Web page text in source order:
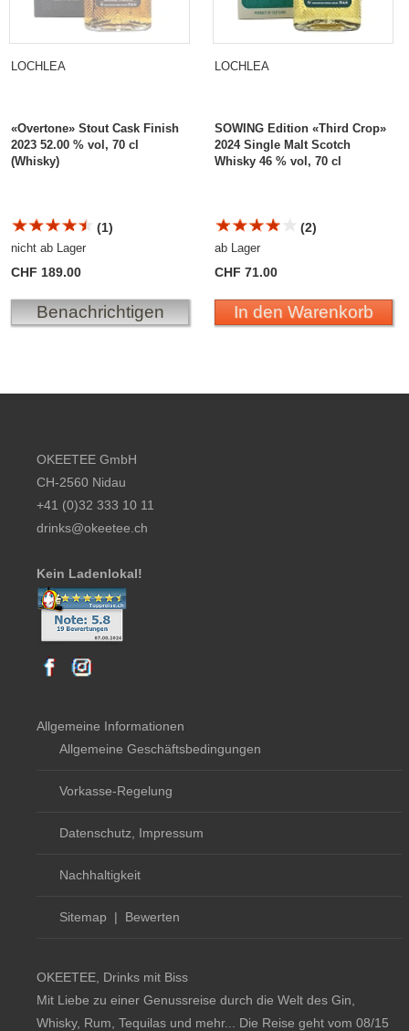
LOCHLEA
«Overtone» Stout Cask Finish
2023 52.00 % vol, 70 cl
(Whisky)
(1)
nicht ab Lager
CHF 189.00
Benachrichtigen
LOCHLEA
SOWING Edition «Third Crop»
2024 Single Malt Scotch
Whisky 46 % vol, 70 cl
(2)
ab Lager
CHF 71.00
In den Warenkorb
OKEETEE GmbH
CH-2560 Nidau
+41 (0)32 333 10 11
drinks@okeetee.ch
Kein Ladenlokal!
Allgemeine Informationen
Allgemeine Geschäftsbedingungen
Vorkasse-Regelung
Datenschutz, Impressum
Nachhaltigkeit
Sitemap | Bewerten
OKEETEE, Drinks mit Biss
Mit Liebe zu einer Genussreise durch die Welt des Gin,
Whisky, Rum, Tequilas und mehr... Die Reise geht vom 08/15